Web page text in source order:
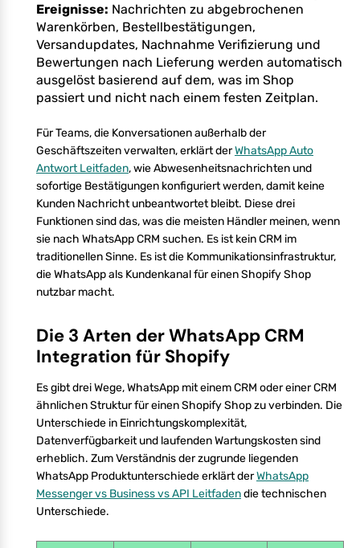
Ereignisse: Nachrichten zu abgebrochenen
Warenkörben, Bestellbestätigungen,
Versandupdates, Nachnahme Verifizierung und
Bewertungen nach Lieferung werden automatisch
ausgelöst basierend auf dem, was im Shop
passiert und nicht nach einem festen Zeitplan.
Für Teams, die Konversationen außerhalb der
Geschäftszeiten verwalten, erklärt derWhatsApp Auto
Antwort Leitfaden, wie Abwesenheitsnachrichten und
sofortige Bestätigungen konfiguriert werden, damit keine
Kunden Nachricht unbeantwortet bleibt. Diese drei
Funktionen sind das, was die meisten Händler meinen, wenn
sie nach WhatsApp CRM suchen. Es ist kein CRM im
traditionellen Sinne. Es ist die Kommunikationsinfrastruktur,
die WhatsApp als Kundenkanal für einen Shopify Shop
nutzbar macht.
Die 3 Arten der WhatsApp CRM
Integration für Shopify
Es gibt drei Wege, WhatsApp mit einem CRM oder einer CRM
ähnlichen Struktur für einen Shopify Shop zu verbinden. Die
Unterschiede in Einrichtungskomplexität,
Datenverfügbarkeit und laufenden Wartungskosten sind
erheblich. Zum Verständnis der zugrunde liegenden
WhatsApp Produktunterschiede erklärt derWhatsApp
Messenger vs Business vs API Leitfadendie technischen
Unterschiede.